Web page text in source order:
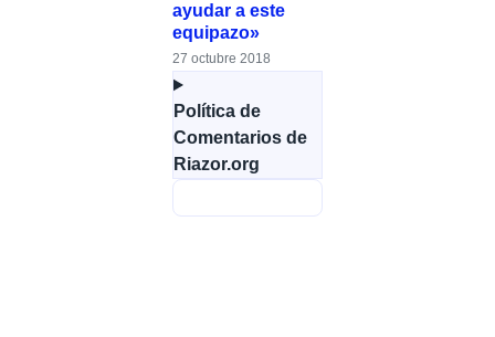
ayudar a este
equipazo»
27 octubre 2018
Política de
Comentarios de
Riazor.org